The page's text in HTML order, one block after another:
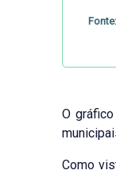
O
Como